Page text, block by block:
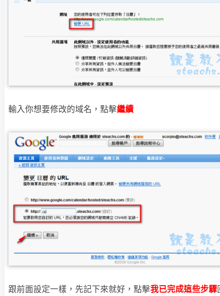
輸入你想要修改的域名，點擊繼續
跟前面設定一樣，先記下來就好，點擊我已完成這些步驟